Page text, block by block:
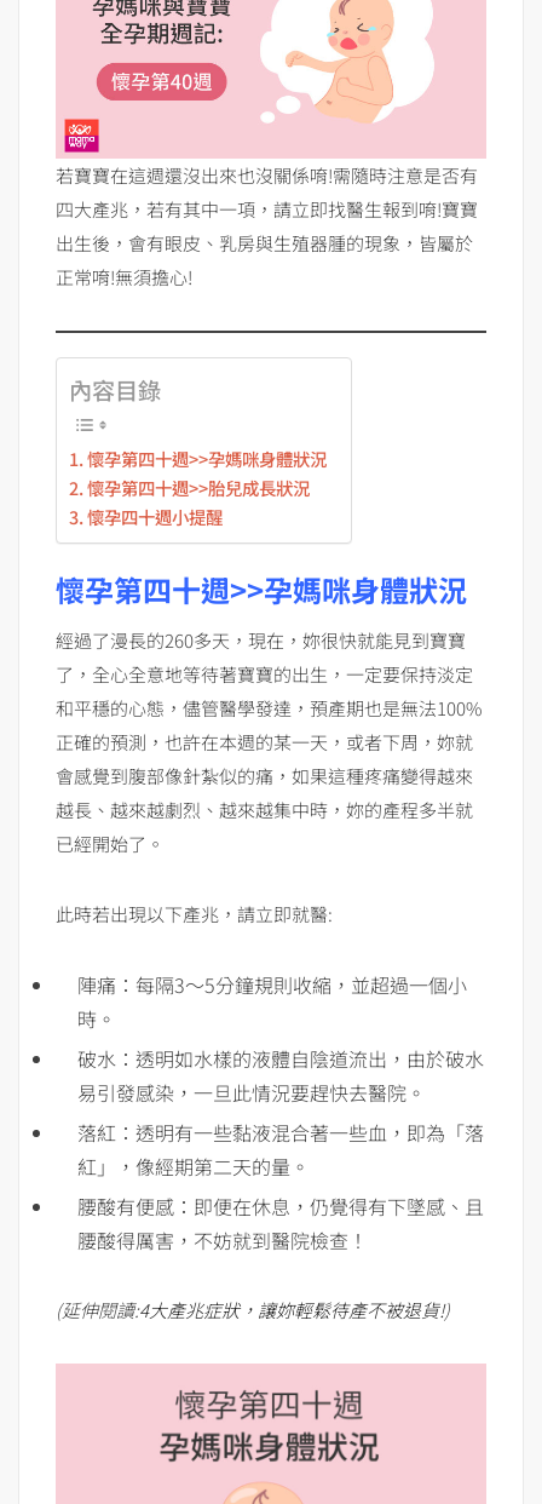
若寶寶在這週還沒出來也沒關係唷!需隨時注意是否有
四大產兆，若有其中一項，請立即找醫生報到唷!寶寶
出生後，會有眼皮、乳房與生殖器腫的現象，皆屬於
正常唷!無須擔心!
內容目錄
懷孕第四十週>>孕媽咪身體狀況
懷孕第四十週>>胎兒成長狀況
懷孕四十週小提醒
懷孕第四十週>>孕媽咪身體狀況
經過了漫長的260多天，現在，妳很快就能見到寶寶
了，全心全意地等待著寶寶的出生，一定要保持淡定
和平穩的心態，儘管醫學發達，預產期也是無法100%
正確的預測，也許在本週的某一天，或者下周，妳就
會感覺到腹部像針紮似的痛，如果這種疼痛變得越來
越長、越來越劇烈、越來越集中時，妳的產程多半就
已經開始了。
此時若出現以下產兆，請立即就醫:
陣痛：每隔3～5分鐘規則收縮，並超過一個小
時。
破水：透明如水樣的液體自陰道流出，由於破水
易引發感染，一旦此情況要趕快去醫院。
落紅：透明有一些黏液混合著一些血，即為「落
紅」，像經期第二天的量。
腰酸有便感：即便在休息，仍覺得有下墜感、且
腰酸得厲害，不妨就到醫院檢查！
(延伸閱讀:4大產兆症狀，讓妳輕鬆待產不被退貨!)